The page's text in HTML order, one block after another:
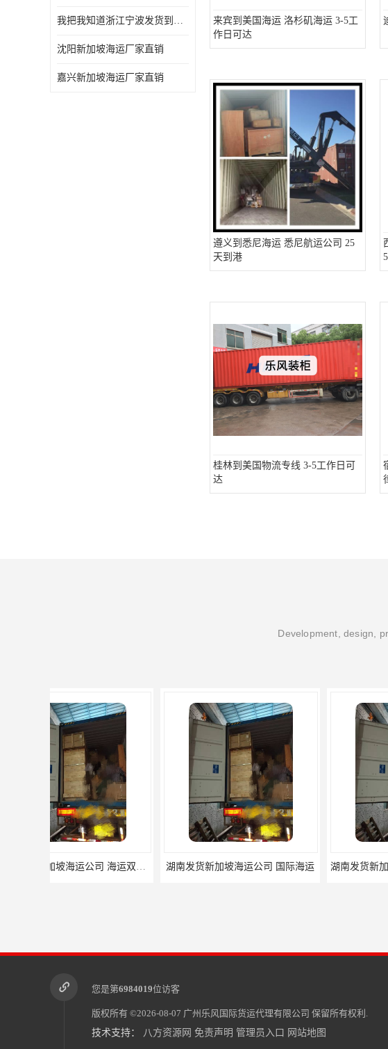
我把我知道浙江宁波发货到菲律宾马尼拉海运流程告诉您
沈阳新加坡海运厂家直销
嘉兴新加坡海运厂家直销
来宾到美国海运 洛杉矶海运 3-5工
作日可达
遵义到悉尼海运 悉尼航运公司 25
天到港
桂林到美国物流专线 3-5工作日可
达
Development, design,
湖南发货新加坡海运公司 国际海运 湖南发货新加坡海运公司 私人物品国际搬家 LF01sin
您是第6984019位访客
版权所有 ©2026-08-07 广州乐风国际货运代理有限公司 保留所有权利.
技术支持： 八方资源网 免责声明 管理员入口 网站地图